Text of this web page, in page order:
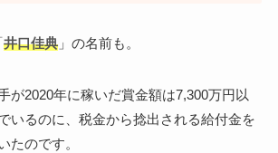
井口佳典」の名前も。
が2020年に稼いだ賞金額は7,300万円以
いるのに、税金から捻出される給付金を
たのです。